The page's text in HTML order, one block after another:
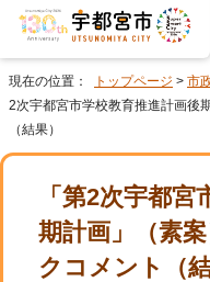
現在の位置： トップページ > 市
2次宇都宮市学校教育推進計画後
（結果）
「第2次宇都
期計画」（素
クコメント（結